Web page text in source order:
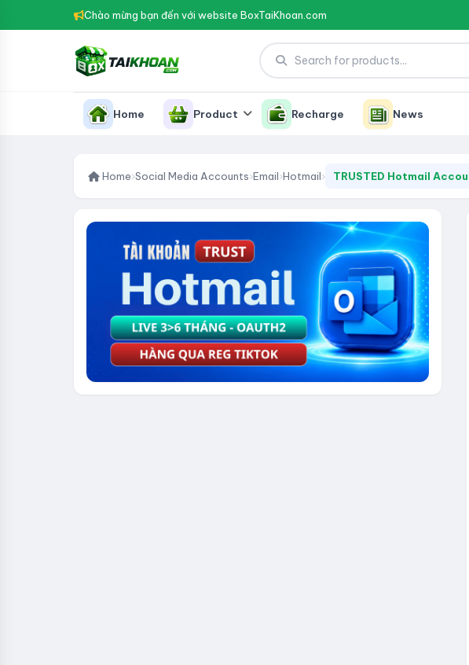
Chào mừng bạn đến với website BoxTaiKhoan.com
Home Product Recharge News
Home›Social Media Accounts›Email›Hotmail› TRUSTED Hotmail